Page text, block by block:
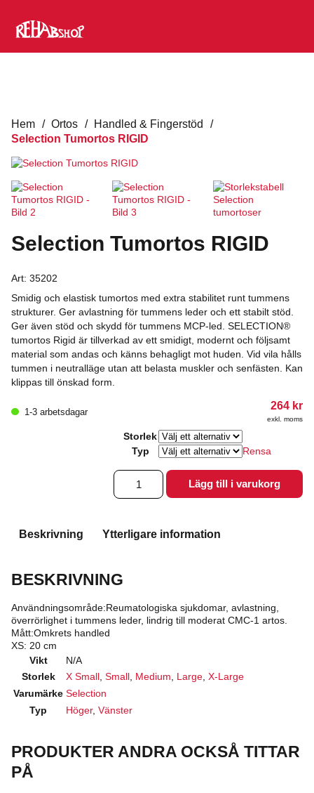
Hem / Ortos / Handled & Fingerstöd
/
Selection Tumortos RIGID
Selection Tumortos RIGID
Art: 35202
Smidig och elastisk tumortos med extra stabilitet runt tummens
strukturer. Ger avlastning för tummens leder och ett stabilt stöd.
Ger även stöd och skydd för tummens MCP-led. SELECTION®
tumortos Rigid är tillverkad av ett smidigt, modernt och följsamt
material som andas och känns behagligt mot huden. Vid vila hålls
tummen i neutralläge utan att belasta muskler och senfästen. Kan
klippas till önskad form.
1-3 arbetsdagar
264 kr
exkl. moms
Storlek
Typ
Rensa
Selection
Tumortos
RIGID
Lägg till i varukorg
Beskrivning Ytterligare information
BESKRIVNING
Användningsområde:Reumatologiska sjukdomar, avlastning,
överrörlighet i tummens leder, lindrig till moderat CMC-1 artos.
Mått:Omkrets handled
XS: 20 cm
Vikt
N/A
Storlek
X Small Small Medium Large X-Large
Varumärke Selection
Typ
Höger, Vänster
PRODUKTER ANDRA OCKSÅ TITTAR
PÅ